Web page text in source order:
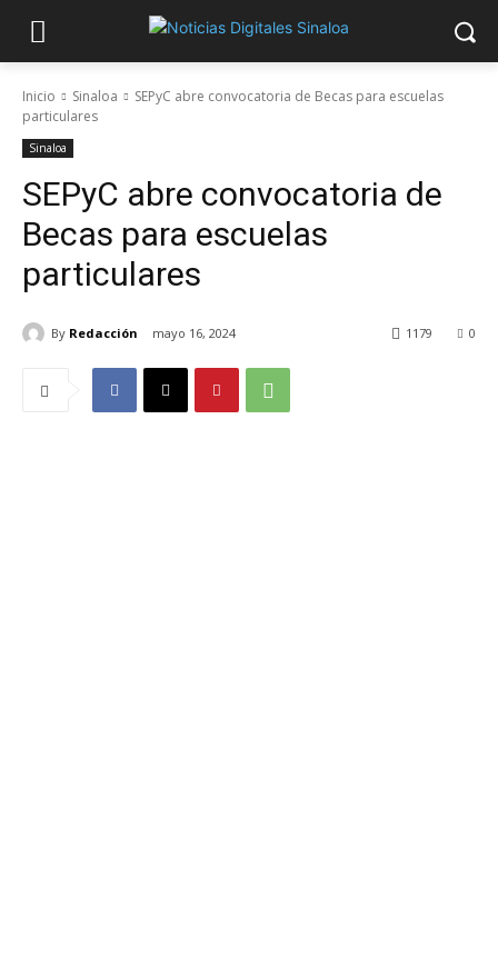
Inicio Sinaloa
SEPyC abre convocatoria de Becas para escuelas
particulares
Sinaloa
SEPyC abre convocatoria de
Becas para escuelas
particulares
By Redacción mayo 16, 2024 0
1179